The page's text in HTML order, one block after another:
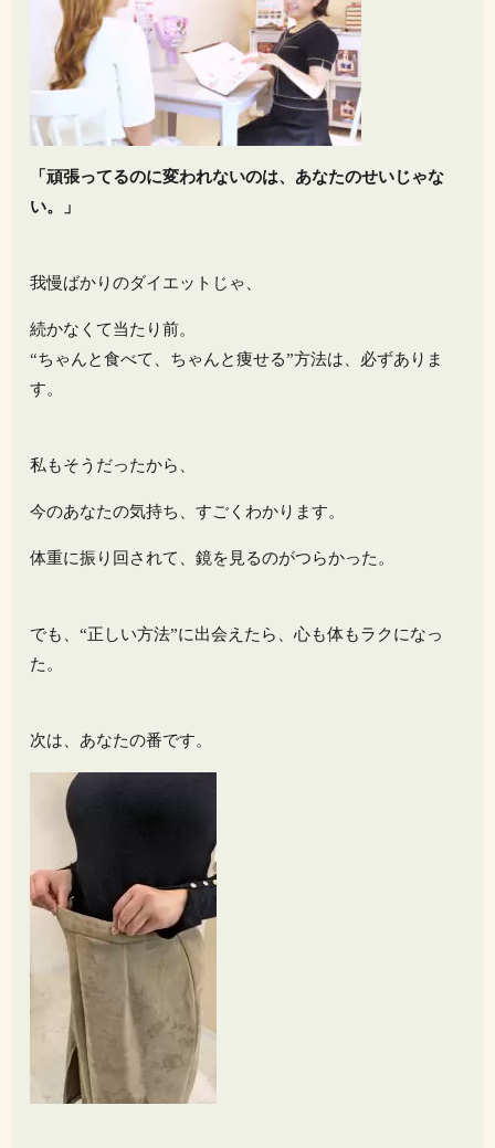
「頑張ってるのに変われないのは、あなたのせいじゃな
い。」
我慢ばかりのダイエットじゃ、
続かなくて当たり前。
“ちゃんと食べて、ちゃんと痩せる”方法は、必ずありま
す。
私もそうだったから、
今のあなたの気持ち、すごくわかります。
体重に振り回されて、鏡を見るのがつらかった。
でも、“正しい方法”に出会えたら、心も体もラクになっ
た。
次は、あなたの番です。